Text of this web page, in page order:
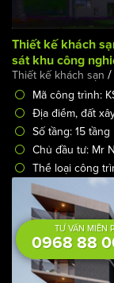
Thiết kế khách
sát khu công
Nguyên
Thiết kế khách sạn /
Mã công trình:
Địa điểm, đất
Số tầng: 15 tầng
Chủ đầu tư: Mr
Thể loại công
TƯ VẤN MIỄN
0968 88